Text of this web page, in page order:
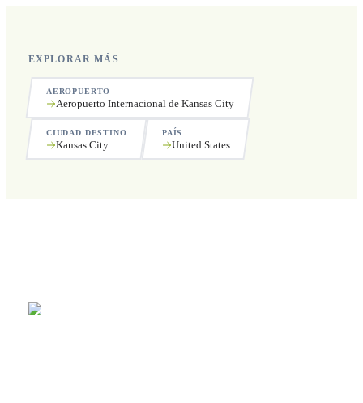
EXPLORAR MÁS
AEROPUERTO
Aeropuerto Internacional de Kansas City
CIUDAD DESTINO
Kansas City
PAÍS
United States